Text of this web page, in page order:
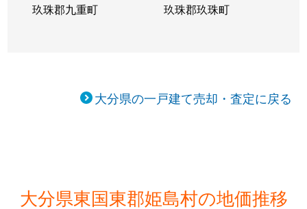
玖珠郡九重町 玖珠郡玖珠町
大分県の一戸建て売却・査定に戻る
大分県東国東郡姫島村の地価推移